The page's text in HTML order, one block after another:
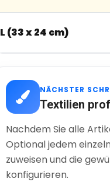
L (33 x 24 cm)
NÄCHSTER
Textilien
Nachdem Sie alle
Optional jedem
zuweisen und die
konfigurieren.